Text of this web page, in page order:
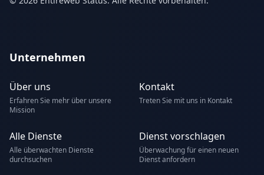
Unternehmen
Über uns
Erfahren Sie mehr über unsere
Mission
Kontakt
Treten Sie mit uns in Kontakt
Alle Dienste
Alle überwachten Dienste
durchsuchen
Dienst vorschlagen
Überwachung für einen neuen
Dienst anfordern